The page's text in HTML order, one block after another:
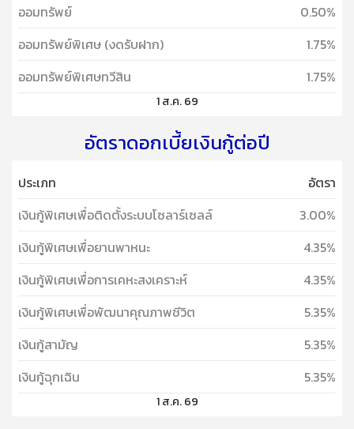
ออมทรัพย์
0.50%
ออมทรัพย์พิเศษ (งดรับฝาก)
1.75%
ออมทรัพย์พิเศษทวีสิน
1.75%
1 ส.ค. 69
อัตราดอกเบี้ยเงินกู้ต่อปี
ประเภท
อัตรา
เงินกู้พิเศษเพื่อติดตั้งระบบโซลาร์เซลล์
3.00%
เงินกู้พิเศษเพื่อยานพาหนะ
4.35%
เงินกู้พิเศษเพื่อการเคหะสงเคราะห์
4.35%
เงินกู้พิเศษเพื่อพัฒนาคุณภาพชีวิต
5.35%
เงินกู้สามัญ
5.35%
เงินกู้ฉุกเฉิน
5.35%
1 ส.ค. 69